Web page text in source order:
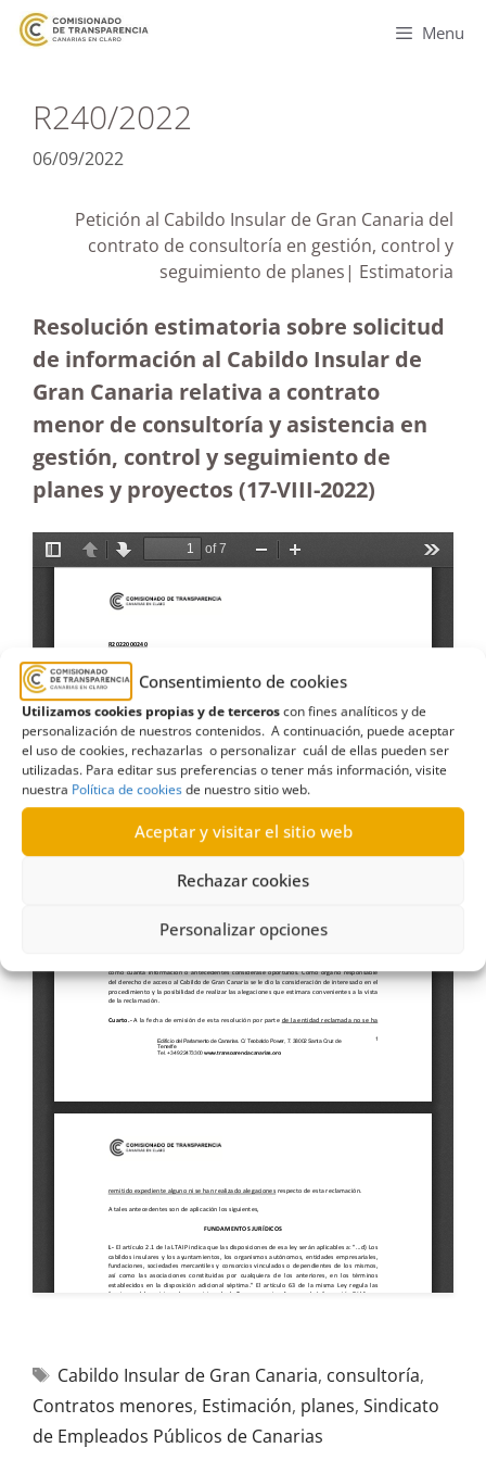
Consentimiento de cookies
Utilizamos cookies propias y de terceroscon fines analíticos y de
personalización de nuestros contenidos. A continuación, puede aceptar
el uso de cookies, rechazarlas o personalizar cuál de ellas pueden ser
utilizadas. Para editar sus preferencias o tener más información, visite
nuestra Política de cookiesde nuestro sitio web.
Aceptar y visitar el sitio web
Rechazar cookies
Personalizar opciones
Menu
R240/2022
06/09/2022
Petición al Cabildo Insular de Gran Canaria del
contrato de consultoría en gestión, control y
seguimiento de planes| Estimatoria
Resolución estimatoria sobre solicitud
de información al Cabildo Insular de
Gran Canaria relativa a contrato
menor de consultoría y asistencia en
gestión, control y seguimiento de
planes y proyectos (17-VIII-2022)
Cabildo Insular de Gran Canaria, consultoría,
Contratos menores, Estimación, planes, Sindicato
de Empleados Públicos de Canarias